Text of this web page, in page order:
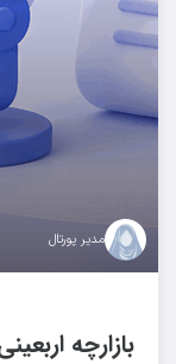
مدیر پورتال
بازارچه